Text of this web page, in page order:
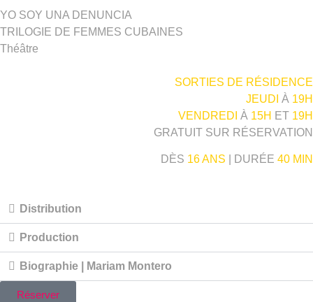
YO SOY UNA DENUNCIA
TRILOGIE DE FEMMES CUBAINES
Théâtre
SORTIES DE RÉSIDENCE
JEUDI À 19H
VENDREDI À 15H ET 19H
GRATUIT SUR RÉSERVATION
DÈS 16 ANS | DURÉE 40 MIN
Distribution
Production
Biographie | Mariam Montero
Réserver